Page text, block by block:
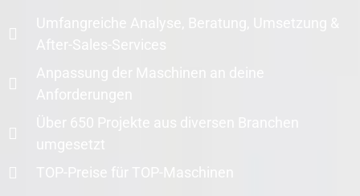
Umfangreiche Analyse, Beratung, Umsetzung &
Anpassung der Maschinen an deine
Über 650 Projekte aus diversen Branchen
TOP-Preise für TOP-Maschinen